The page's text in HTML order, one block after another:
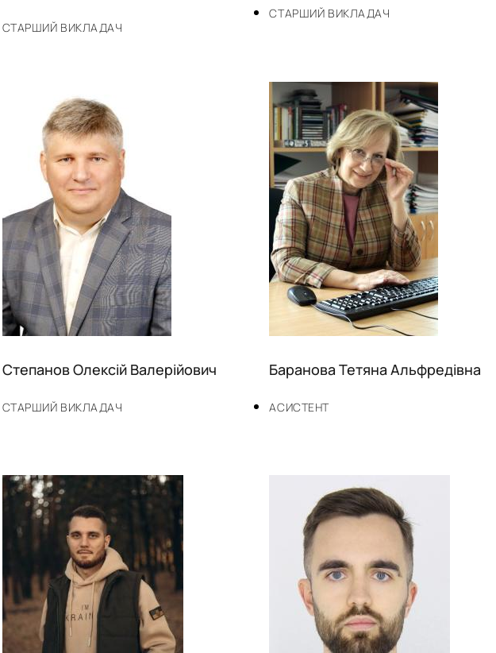
СТАРШИЙ ВИКЛАДАЧ
СТАРШИЙ ВИКЛАДАЧ
СТАРШИЙ ВИКЛАДАЧ
Степанов Олексій Валерійович
АСИСТЕНТ
Баранова Тетяна Альфредівна